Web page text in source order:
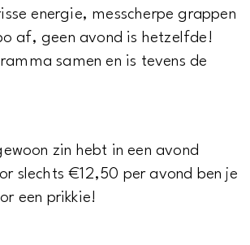
energie, messcherpe grappen
af, geen avond is hetzelfde!
samen en is tevens de
zin hebt in een avond
slechts €12,50 per avond ben je
een prikkie!